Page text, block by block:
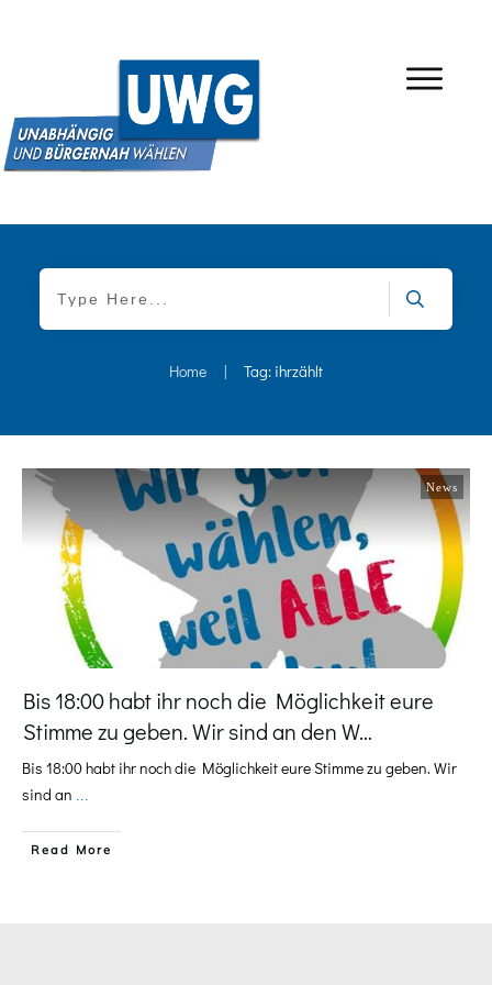
Home | Tag: ihrzählt
News
Bis 18:00 habt ihr noch die Möglichkeit eure
Stimme zu geben. Wir sind an den W…
Bis 18:00 habt ihr noch die Möglichkeit eure Stimme zu geben. Wir
sind an ...
​Read More